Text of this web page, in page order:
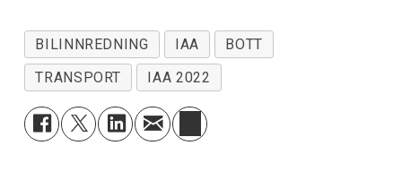
BILINNREDNING IAA
BOTT
TRANSPORT
IAA 2022